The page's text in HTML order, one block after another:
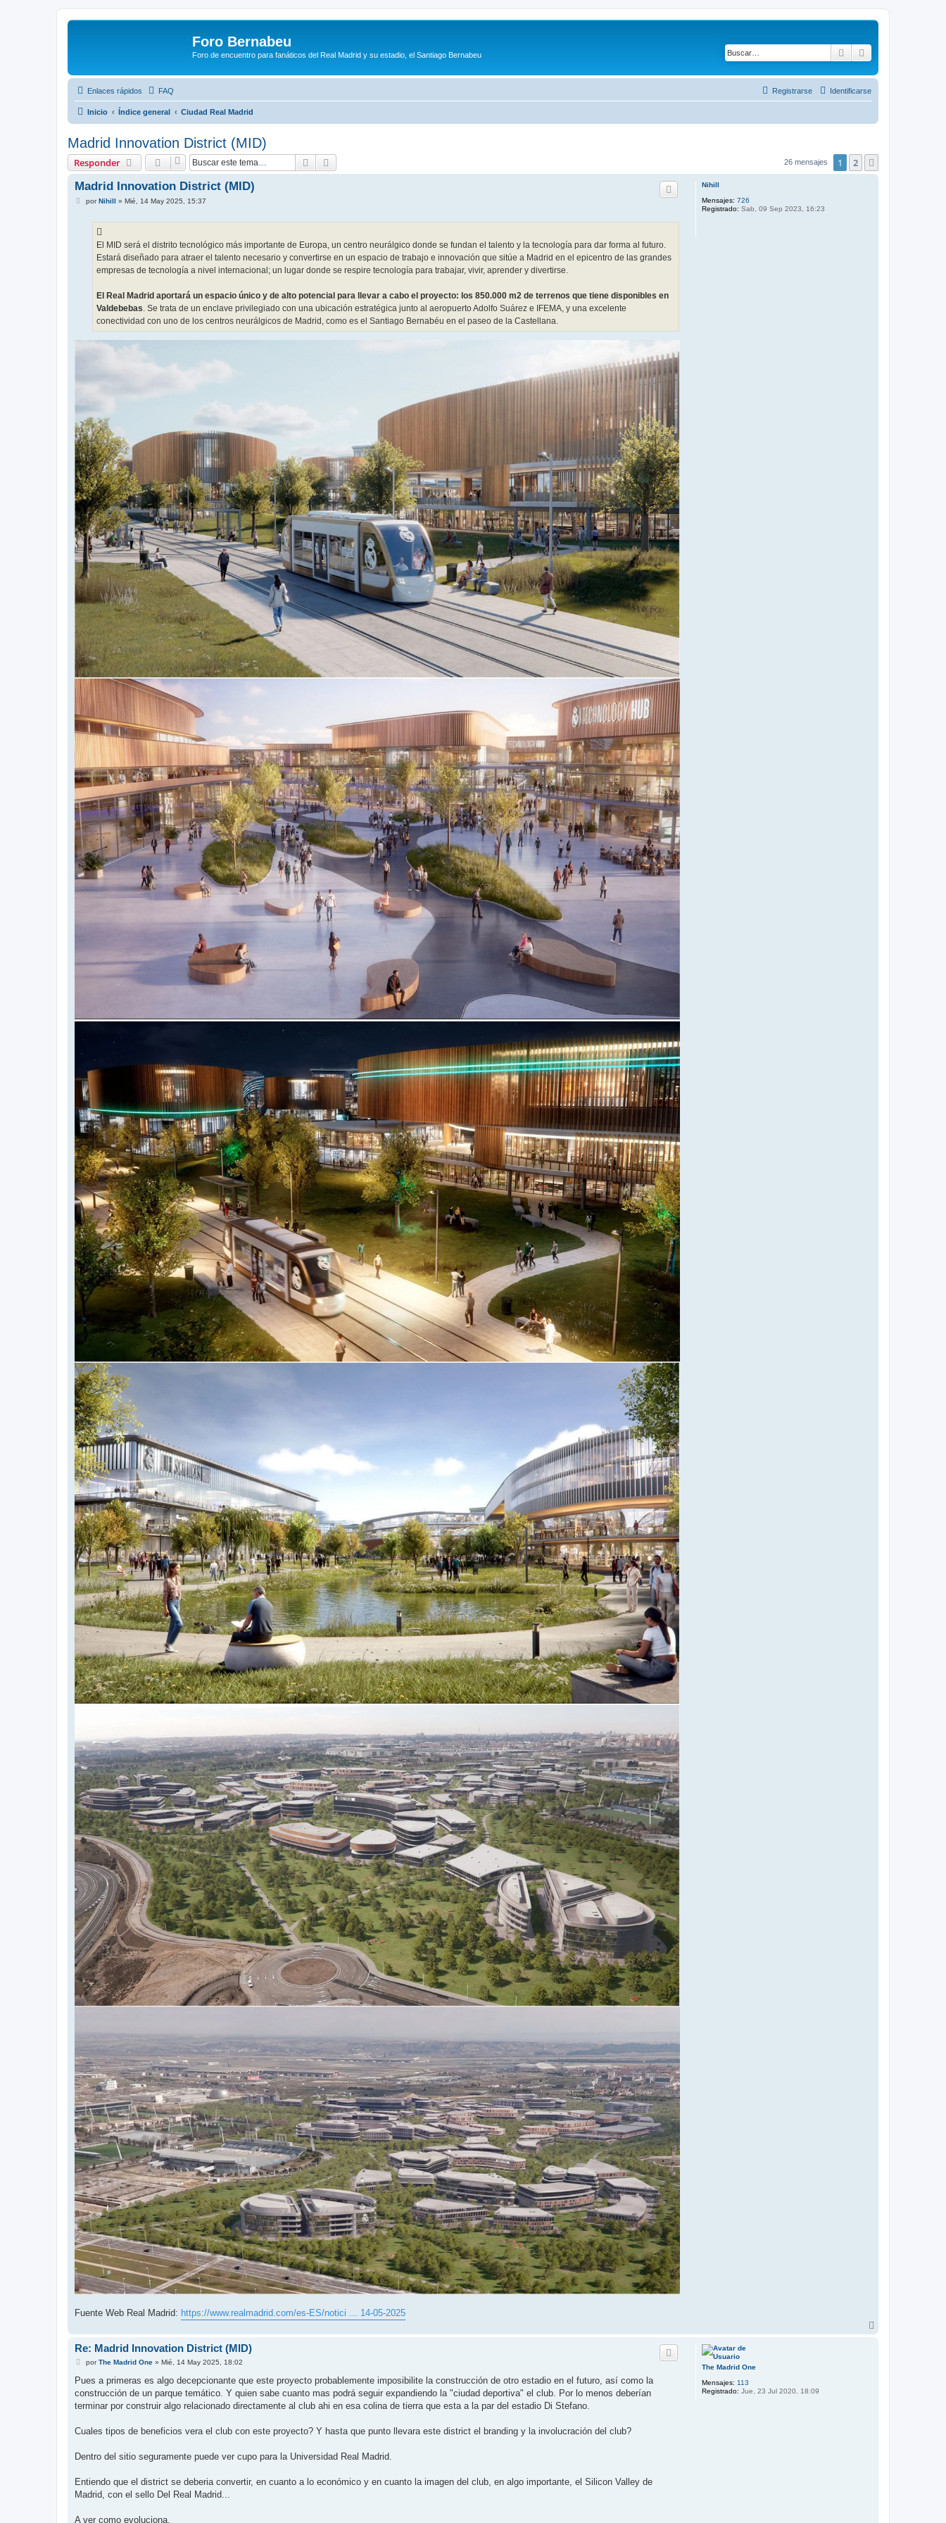
Foro Bernabeu
Foro de encuentro para fanáticos del Real Madrid y su estadio, el Santiago Bernabeu Buscar
Enlaces rápidos FAQ Identificarse
Registrarse
Inicio Índice general Ciudad Real Madrid
Madrid Innovation District (MID)
Responder Buscar 26 mensajes 1 2
Nihill
Mensajes: 726
Registrado: Sab, 09 Sep 2023, 16:23
Madrid Innovation District (MID)
MporNihill » Mié, 14 May 2025, 15:37
El MID será el distrito tecnológico más importante de Europa, un centro neurálgico donde se fundan el talento y la tecnología para dar forma al futuro.
Estará diseñado para atraer el talento necesario y convertirse en un espacio de trabajo e innovación que sitúe a Madrid en el epicentro de las grandes
empresas de tecnología a nivel internacional; un lugar donde se respire tecnología para trabajar, vivir, aprender y divertirse.
El Real Madrid aportará un espacio único y de alto potencial para llevar a cabo el proyecto: los 850.000 m2 de terrenos que tiene disponibles en
Valdebebas. Se trata de un enclave privilegiado con una ubicación estratégica junto al aeropuerto Adolfo Suárez e IFEMA, y una excelente
conectividad con uno de los centros neurálgicos de Madrid, como es el Santiago Bernabéu en el paseo de la Castellana.
Fuente Web Real Madrid: https://www.realmadrid.com/es-ES/notici ... 14-05-2025
The Madrid One
Mensajes: 113
Registrado: Jue, 23 Jul 2020, 18:09
Re: Madrid Innovation District (MID)
M
n
a
j
porThe Madrid One» Mié, 14 May 2025, 18:02
Pues a primeras es algo decepcionante que este proyecto probablemente imposibilite la construcción de otro estadio en el futuro, así como la
construcción de un parque temático. Y quien sabe cuanto mas podrá seguir expandiendo la "ciudad deportiva" el club. Por lo menos deberían
terminar por construir algo relacionado directamente al club ahi en esa colina de tierra que esta a la par del estadio Di Stefano.
Cuales tipos de beneficios vera el club con este proyecto? Y hasta que punto llevara este district el branding y la involucración del club?
Dentro del sitio seguramente puede ver cupo para la Universidad Real Madrid.
Entiendo que el district se deberia convertir, en cuanto a lo económico y en cuanto la imagen del club, en algo importante, el Silicon Valley de
Madrid, con el sello Del Real Madrid...
A ver como evoluciona.